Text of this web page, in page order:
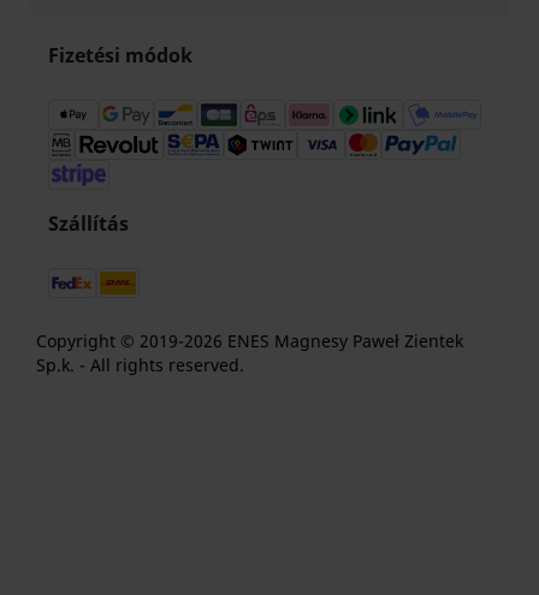
Fizetési módok
Szállítás
Copyright © 2019-2026 ENES Magnesy Paweł Zientek
Sp.k. - All rights reserved.